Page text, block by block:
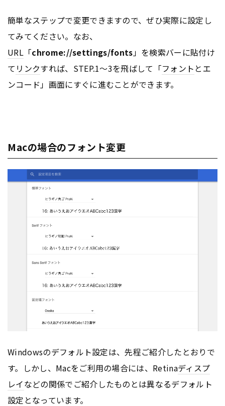
簡単なステップで変更できますので、ぜひ実際に設定し
てみてください。なお、
URL「chrome://settings/fonts」を検索バーに貼付け
て リンクすれば、STEP.1〜3を飛ばして「フォント とエ
ンコード」画面にすぐに進むことができます。
Macの場合のフォント変更
Windowsのデフォルト設定は、先程ご紹介したとおりで
す。しかし、Macをご利用の場合には、Retinaディスプ
レイなどの関係でご紹介したものとは異なるデフォルト
設定となっています。